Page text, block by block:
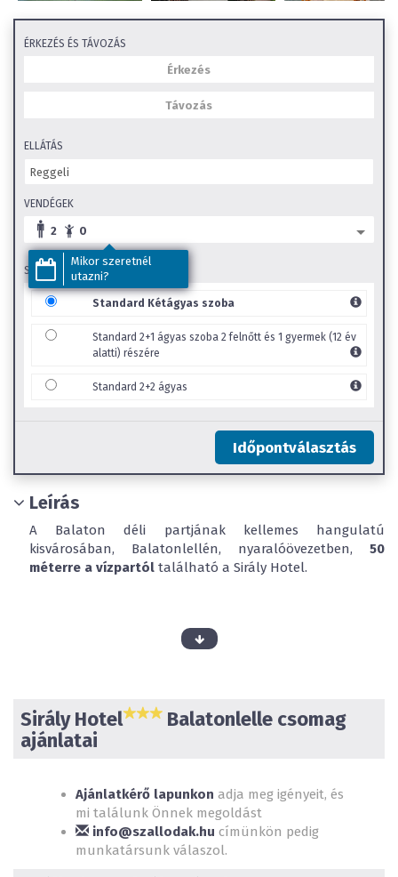
ÉRKEZÉS ÉS TÁVOZÁS
Mikor szeretnél
utazni?
ELLÁTÁS
VENDÉGEK
2 0
SZOBA TÍPUS
Standard Kétágyas szoba
Standard 2+1 ágyas szoba 2 felnőtt és 1 gyermek (12 év
alatti) részére
Standard 2+2 ágyas
Időpontválasztás
Leírás
A Balaton déli partjának kellemes hangulatú
kisvárosában, Balatonlellén, nyaralóövezetben, 50
méterre a vízpartól található a Sirály Hotel.
Szobainformáció: A Sirály Hotel összesen 26 db szobával
rendelkezik, ebből 4 db családi szoba, a többi - azaz 22
db - szoba 2 ágyas illetve pótágyazható.
Sirály Hotel
Balatonlelle csomag
ajánlatai
Ajánlatkérő lapunkon adja meg igényeit, és
mi találunk Önnek megoldást
info@szallodak.hu címünkön pedig
munkatársunk válaszol.